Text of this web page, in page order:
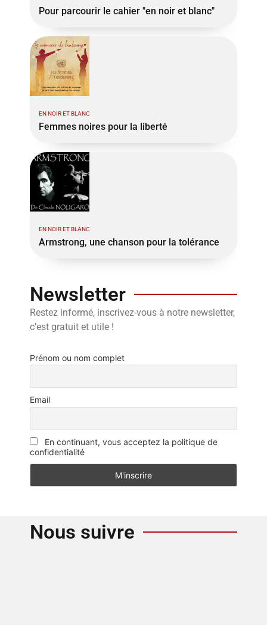
Pour parcourir le cahier "en noir et blanc"
EN NOIR ET BLANC
Femmes noires pour la liberté
EN NOIR ET BLANC
Armstrong, une chanson pour la tolérance
Newsletter
Restez informé, inscrivez-vous à notre newsletter,
c’est gratuit et utile !
Prénom ou nom complet
Email
En continuant, vous acceptez la politique de
confidentialité
Nous suivre